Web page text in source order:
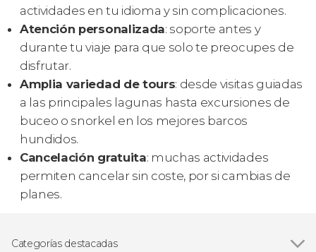
actividades en tu idioma y sin complicaciones.
Atención personalizada: soporte antes y
durante tu viaje para que solo te preocupes de
disfrutar.
Amplia variedad de tours: desde visitas guiadas
a las principales lagunas hasta excursiones de
buceo o snorkel en los mejores barcos
hundidos.
Cancelación gratuita: muchas actividades
permiten cancelar sin coste, por si cambias de
planes.
Categorías destacadas